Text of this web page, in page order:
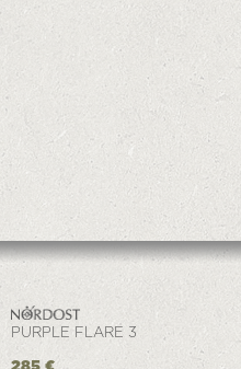
PURPLE FLARE 3